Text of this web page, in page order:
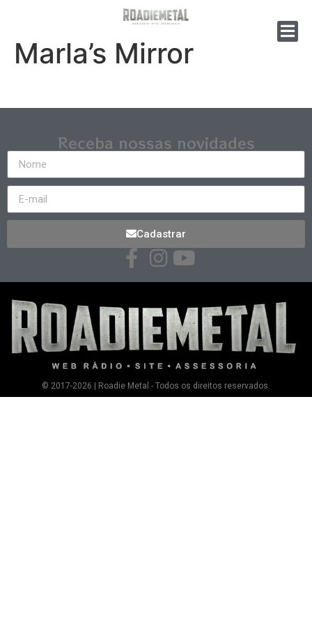
Marla’s Mirror
Receba nossas novidades
Cadastrar
© 2017-2026 | Roadie Metal - Todos os direitos reservados.